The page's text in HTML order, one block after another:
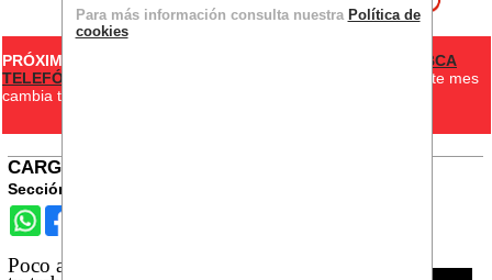
Para más información consulta nuestra Política de
cookies
PRÓXIMOS EVENTOS
JORNADA INTENSIVA EN AGOSTO BCA
TELEFÓNICA
- Si estás en el convenio de Contact Center, este mes
cambia tu jornada, es de 8:00 a 15:00...
CARGA DE TRABAJO
Sección Sindical
Poco a poco,